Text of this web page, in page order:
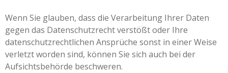
Wenn Sie glauben, dass die Verarbeitung Ihrer Daten
gegen das Datenschutzrecht verstößt oder Ihre
datenschutzrechtlichen Ansprüche sonst in einer Weise
verletzt worden sind, können Sie sich auch bei der
Aufsichtsbehörde beschweren.